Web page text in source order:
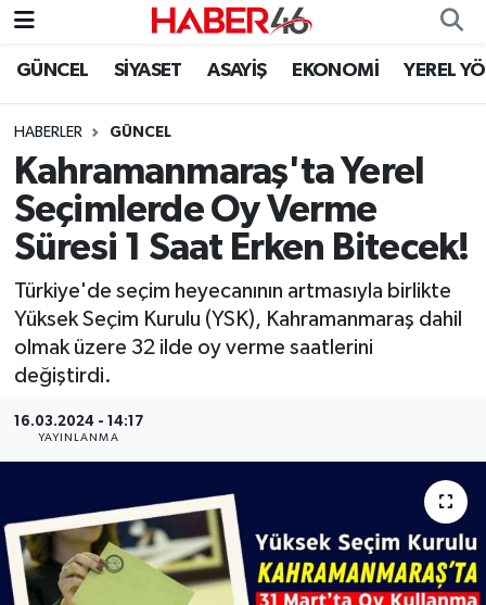
GÜNCEL SİYASET ASAYİŞ EKONOMİ YEREL
HABERLER GÜNCEL
Kahramanmaraş'ta Yerel
Seçimlerde Oy Verme
Süresi 1 Saat Erken Bitecek!
Türkiye'de seçim heyecanının artmasıyla birlikte
Yüksek Seçim Kurulu (YSK), Kahramanmaraş dahil
olmak üzere 32 ilde oy verme saatlerini
değiştirdi.
16.03.2024 - 14:17
YAYINLANMA
GÜNCEL
SİYASET
EKONOMİ
SPOR
YAŞAM
TEKNOLOJİ
SAĞLIK
İLÇE HABERLERİ
KÜLTÜR-SANAT
Nöbetçi Eczaneler
Hava Durumu
Kahramanmaraş Namaz Vakitleri
Trafik Durumu
Süper Lig Puan Durumu ve Fikstür
Tüm Manşetler
Son Dakika Haberleri